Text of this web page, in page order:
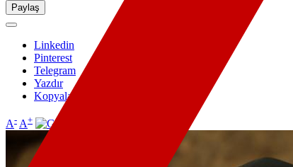
Paylaş
Linkedin
Pinterest
Telegram
Yazdır
Kopyala
A- A+